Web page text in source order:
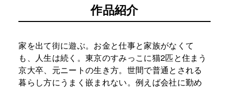
作品紹介
家を出て街に遊ぶ。お金と仕事と家族がなくて
も、人生は続く。東京のすみっこに猫2匹と住まう
京大卒、元ニートの生き方。世間で普通とされる
暮らし方にうまく嵌まれない。例えば会社に勤め